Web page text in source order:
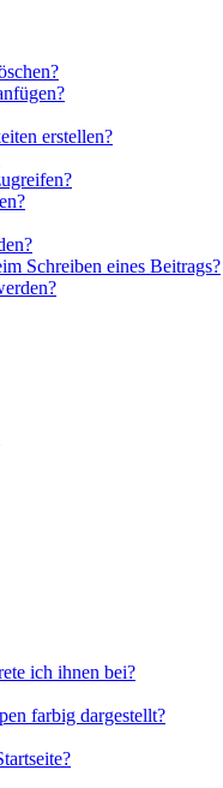
erstellen?
Schreiben eines Beitrags?
ich ihnen bei?
farbig dargestellt?